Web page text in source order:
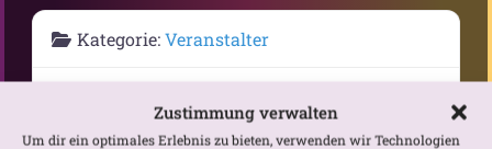
Zustimmung verwalten
Um dir ein optimales Erlebnis zu bieten, verwenden wir Technologien
Kategorie:Veranstalter